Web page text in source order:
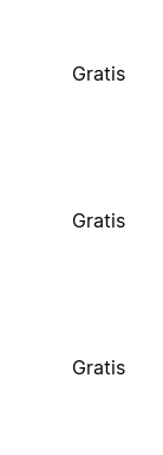
Gratis
Gratis
Gratis